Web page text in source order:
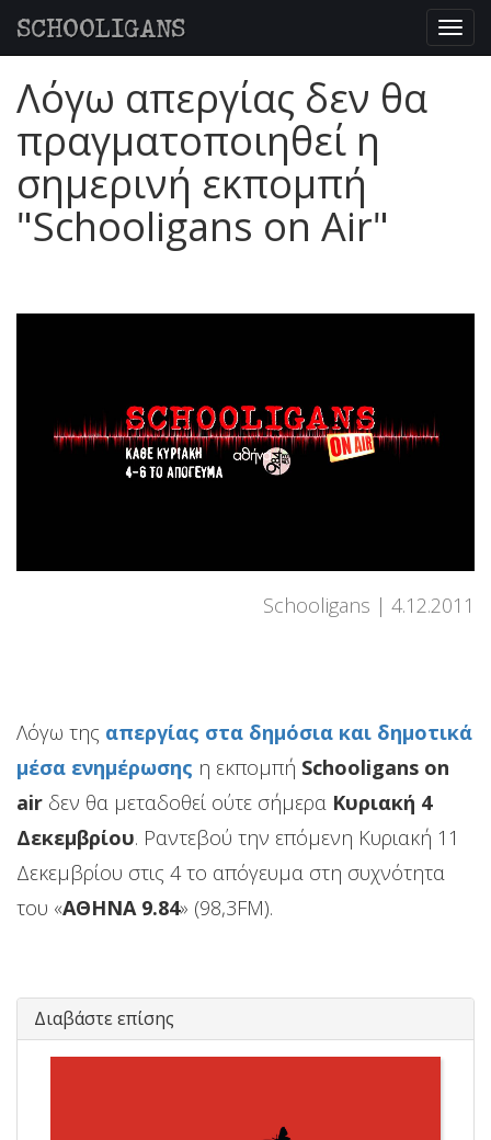
SCHOOLIGANS
Λόγω απεργίας δεν θα
πραγματοποιηθεί η
σημερινή εκπομπή
"Schooligans on Air"
Schooligans 4.12.2011
Λόγω της απεργίας στα δημόσια και δημοτικά
μέσα ενημέρωσης η εκπομπή Schooligans on
air δεν θα μεταδοθεί ούτε σήμερα Κυριακή 4
Δεκεμβρίου. Ραντεβού την επόμενη Κυριακή 11
Δεκεμβρίου στις 4 το απόγευμα στη συχνότητα
του «ΑΘΗΝΑ 9.84» (98,3FM).
Διαβάστε επίσης